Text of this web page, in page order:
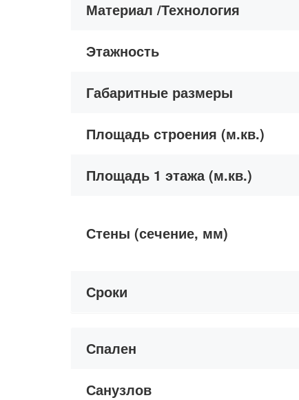
Материал /Технология
Этажность
Габаритные размеры
Площадь строения (м.кв.)
Площадь 1 этажа (м.кв.)
Стены (сечение, мм)
Сроки
Спален
Санузлов